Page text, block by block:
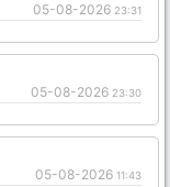
05-08-2026 23:31
05-08-2026 23:30
05-08-2026 11:43